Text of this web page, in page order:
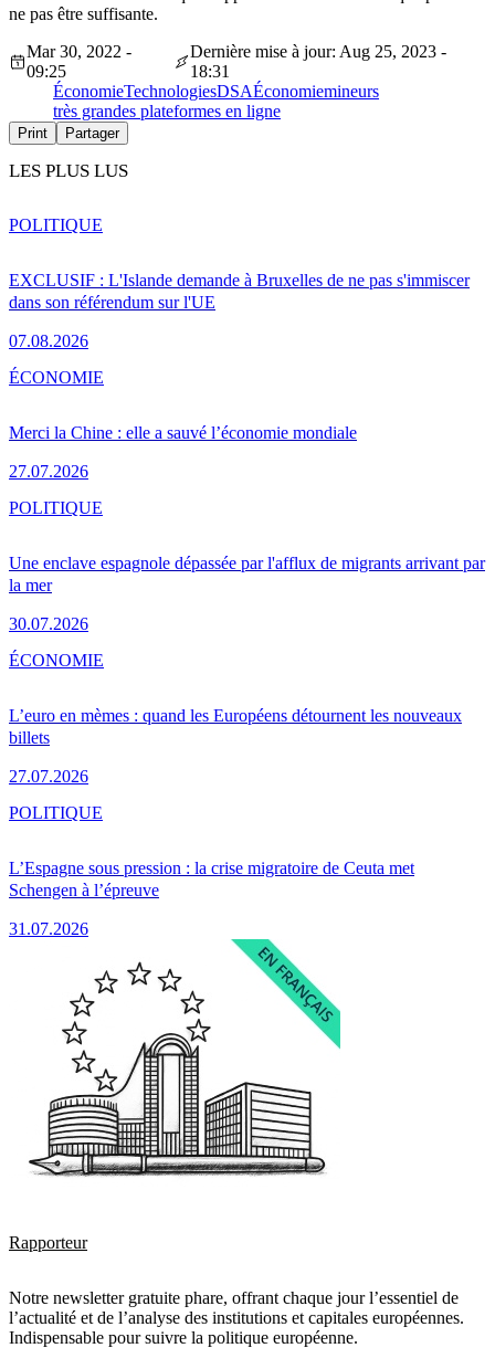
ne pas être suffisante.
Mar 30, 2022 -
09:25
Dernière mise à jour: Aug 25, 2023 -
18:31
ÉconomieTechnologiesDSAÉconomiemineurs
très grandes plateformes en ligne
Print Partager
LES PLUS LUS
EXCLUSIF : L'Islande demande à Bruxelles de ne pas s'immiscer
dans son référendum sur l'UE
07.08.2026
POLITIQUE
Merci la Chine : elle a sauvé l’économie mondiale
27.07.2026
ÉCONOMIE
Une enclave espagnole dépassée par l'afflux de migrants arrivant par
la mer
30.07.2026
POLITIQUE
L’euro en mèmes : quand les Européens détournent les nouveaux
billets
27.07.2026
ÉCONOMIE
L’Espagne sous pression : la crise migratoire de Ceuta met
Schengen à l’épreuve
31.07.2026
POLITIQUE
Rapporteur
Notre newsletter gratuite phare, offrant chaque jour l’essentiel de
l’actualité et de l’analyse des institutions et capitales européennes.
Indispensable pour suivre la politique européenne.